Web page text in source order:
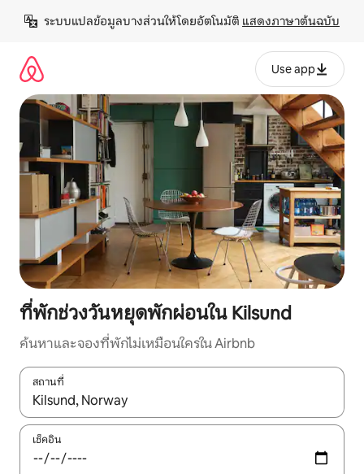
เนื้อหา
ระบบแปลข้อมูลบางส่วนให้โดยอัตโนมัติ แสดงภาษาต้นฉบับ
Use app
ที่พักช่วงวันหยุดพักผ่อนใน Kilsund
ค้นหาและจองที่พักไม่เหมือนใครใน Airbnb
สถานที่
ใช้ลูกศรขึ้นลง หรือใช้การสัมผัสหรือปัด เพื่อสำรวจผลการค้นหา
เช็คอิน